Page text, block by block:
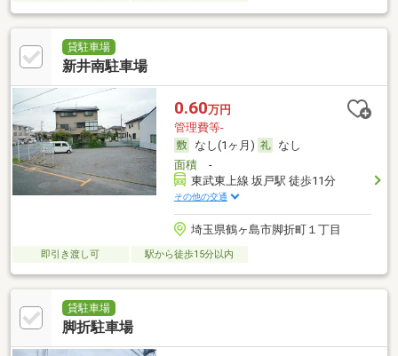
貸駐車場
新井南駐車場
0.60万円
管理費等-
なし(1ヶ月)
なし
面積-
東武東上線 坂戸駅 徒歩11分
その他の交通
埼玉県鶴ヶ島市脚折町１丁目
即引き渡し可 駅から徒歩15分以内
貸駐車場
脚折駐車場